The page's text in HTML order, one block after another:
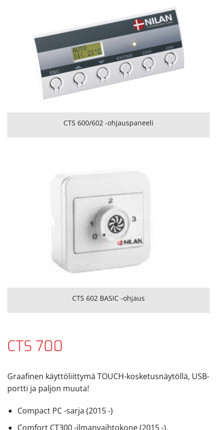
CTS 600/602 -ohjauspaneeli
CTS 602 BASIC -ohjaus
CTS 700
Graafinen käyttöliittymä TOUCH-kosketusnäytöllä, USB-
portti ja paljon muuta!
Compact PC -sarja (2015 -)
Comfort CT300 -ilmanvaihtokone (2015 -),